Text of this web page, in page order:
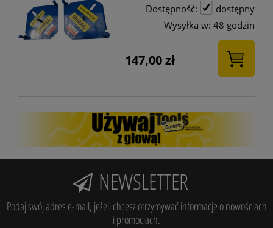
Dostępność:
dostępny
Wysyłka w: 48 godzin
147,00 zł
NEWSLETTER
Podaj swój adres e-mail, jeżeli chcesz otrzymywać informacje o nowościach
i promocjach.